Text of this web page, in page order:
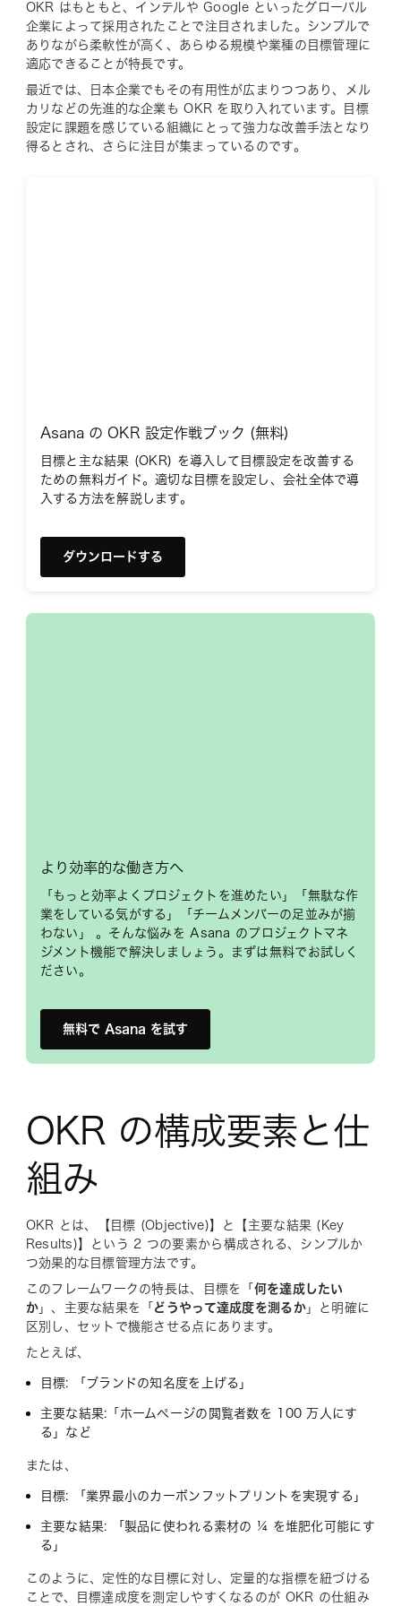
OKR はもともと、インテルや Google といったグローバル
企業によって採用されたことで注目されました。シンプルで
ありながら柔軟性が高く、あらゆる規模や業種の目標管理に
適応できることが特長です。
最近では、日本企業でもその有用性が広まりつつあり、メル
カリなどの先進的な企業も OKR を取り入れています。目標
設定に課題を感じている組織にとって強力な改善手法となり
得るとされ、さらに注目が集まっているのです。
Asana の OKR 設定作戦ブック (無料)
目標と主な結果 (OKR) を導入して目標設定を改善する
ための無料ガイド。適切な目標を設定し、会社全体で導
入する方法を解説します。
ダウンロードする
より効率的な働き方へ
「もっと効率よくプロジェクトを進めたい」「無駄な作
業をしている気がする」「チームメンバーの足並みが揃
わない」 。そんな悩みを Asana のプロジェクトマネ
ジメント機能で解決しましょう。まずは無料でお試しく
ださい。
無料で Asana を試す
OKR の構成要素と仕
組み
OKR とは、【目標 (Objective)】と【主要な結果 (Key
Results)】という 2 つの要素から構成される、シンプルか
つ効果的な目標管理方法です。
このフレームワークの特長は、目標を「 何を達成したい
か」、主要な結果を「 どうやって達成度を測るか」と明確に
区別し、セットで機能させる点にあります。
たとえば、
目標: 「ブランドの知名度を上げる」
主要な結果:「ホームページの閲覧者数を 100 万人にす
る」など
または、
目標: 「業界最小のカーボンフットプリントを実現する」
主要な結果: 「製品に使われる素材の ¼ を堆肥化可能にす
る」
このように、定性的な目標に対し、定量的な指標を紐づける
ことで、目標達成度を測定しやすくなるのが OKR の仕組み